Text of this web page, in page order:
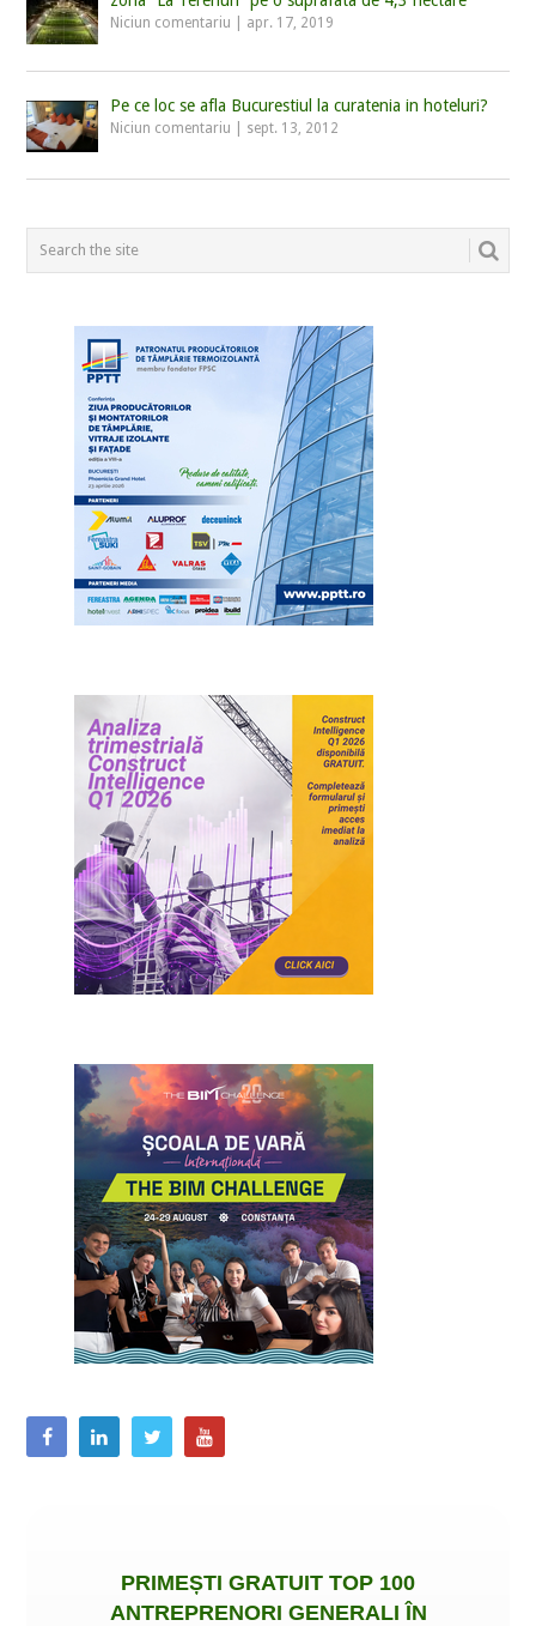
Niciun comentariu apr. 17, 2019
Pe ce loc se afla Bucurestiul la curatenia in hoteluri?
Niciun comentariu sept. 13, 2012
PRIMEȘTI GRATUIT TOP 100
ANTREPRENORI GENERALI ÎN